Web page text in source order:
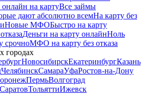
на картуВсе займы
дают абсолютно всемНа карту без
Новые МФОБыстро на карту
Деньги на карту онлайнНоль
срочноМФО на карту без отказа
городах
НовосибирскЕкатеринбургКазань
ЧелябинскСамараУфаРостов-на-Дону
ПермьВолгоград
СаратовТольяттиИжевск